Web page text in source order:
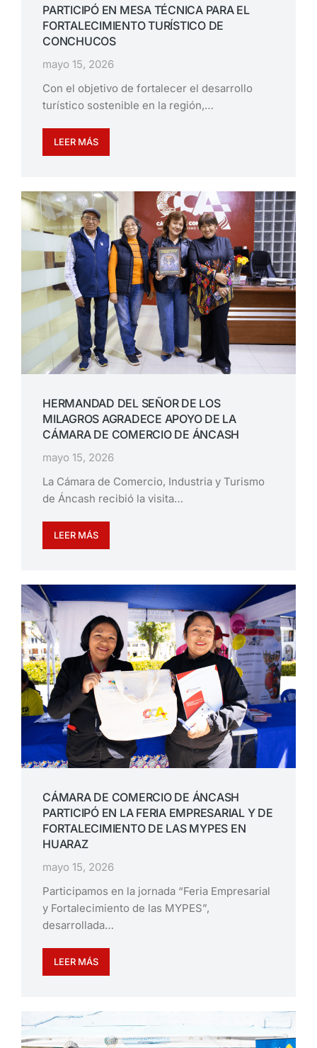
PARTICIPÓ EN MESA TÉCNICA PARA EL
FORTALECIMIENTO TURÍSTICO DE
CONCHUCOS
mayo 15, 2026
Con el objetivo de fortalecer el desarrollo
turístico sostenible en la región,…
LEER MÁS
HERMANDAD DEL SEÑOR DE LOS
MILAGROS AGRADECE APOYO DE LA
CÁMARA DE COMERCIO DE ÁNCASH
mayo 15, 2026
La Cámara de Comercio, Industria y Turismo
de Áncash recibió la visita…
LEER MÁS
CÁMARA DE COMERCIO DE ÁNCASH
PARTICIPÓ EN LA FERIA EMPRESARIAL Y DE
FORTALECIMIENTO DE LAS MYPES EN
HUARAZ
mayo 15, 2026
Participamos en la jornada “Feria Empresarial
y Fortalecimiento de las MYPES”,
desarrollada…
LEER MÁS